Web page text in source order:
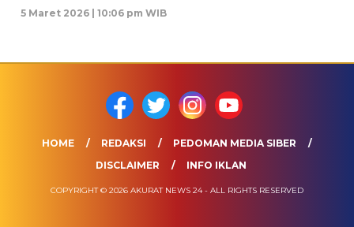
5 Maret 2026 | 10:06 pm WIB
HOME REDAKSI
PEDOMAN MEDIA SIBER
DISCLAIMER
INFO IKLAN
COPYRIGHT © 2026 AKURAT NEWS 24 - ALL RIGHTS RESERVED